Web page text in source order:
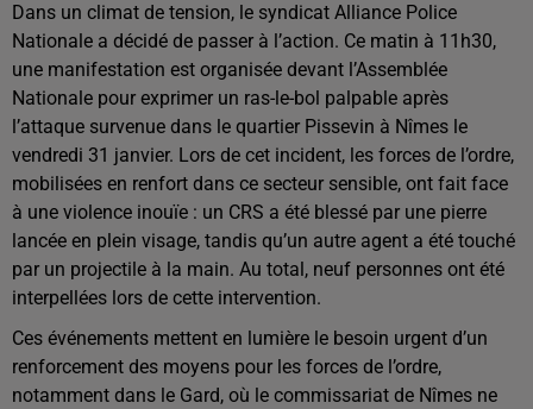
Dans un climat de tension, le syndicat Alliance Police
Nationale a décidé de passer à l’action. Ce matin à 11h30,
une manifestation est organisée devant l’Assemblée
Nationale pour exprimer un ras-le-bol palpable après
l’attaque survenue dans le quartier Pissevin à Nîmes le
vendredi 31 janvier. Lors de cet incident, les forces de l’ordre,
mobilisées en renfort dans ce secteur sensible, ont fait face
à une violence inouïe : un CRS a été blessé par une pierre
lancée en plein visage, tandis qu’un autre agent a été touché
par un projectile à la main. Au total, neuf personnes ont été
interpellées lors de cette intervention.
Ces événements mettent en lumière le besoin urgent d’un
renforcement des moyens pour les forces de l’ordre,
notamment dans le Gard, où le commissariat de Nîmes ne